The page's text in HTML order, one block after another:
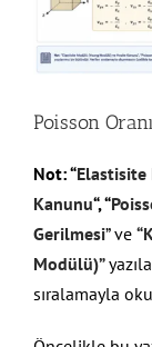
Poisson Oranı
Not: “Elastisite
Kanunu“, “
Gerilmesi” ve
Modülü)”
sıralamayla